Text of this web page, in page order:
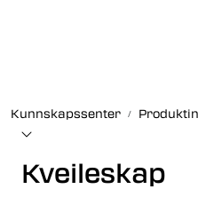
Kunnskapssenter
Kveileskap
Strukturert kabling
Industrielle produkter